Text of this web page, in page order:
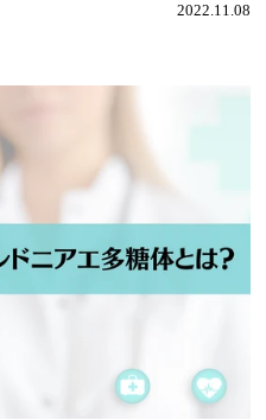
2022.11.08